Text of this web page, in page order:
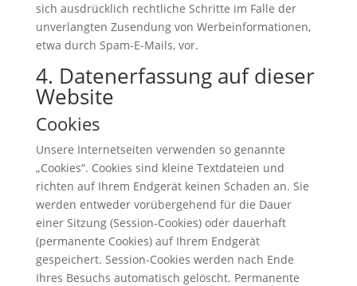
sich ausdrücklich rechtliche Schritte im Falle der
unverlangten Zusendung von Werbeinformationen,
etwa durch Spam-E-Mails, vor.
4. Datenerfassung auf dieser
Website
Cookies
Unsere Internetseiten verwenden so genannte
„Cookies“. Cookies sind kleine Textdateien und
richten auf Ihrem Endgerät keinen Schaden an. Sie
werden entweder vorübergehend für die Dauer
einer Sitzung (Session-Cookies) oder dauerhaft
(permanente Cookies) auf Ihrem Endgerät
gespeichert. Session-Cookies werden nach Ende
Ihres Besuchs automatisch gelöscht. Permanente